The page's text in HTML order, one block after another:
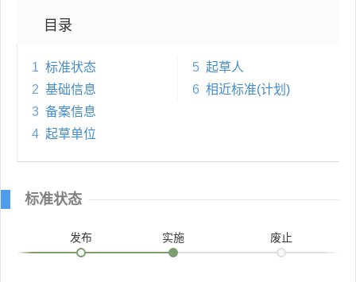
目录
1 标准状态
2 基础信息
3 备案信息
4 起草单位
5 起草人
6 相近标准(计划)
标准状态
发布 实施 废止